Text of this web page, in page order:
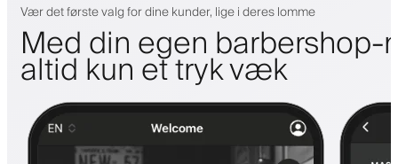
Vær det første valg for dine kunder, lige i deres lomme
Med din egen
altid kun et tryk væk